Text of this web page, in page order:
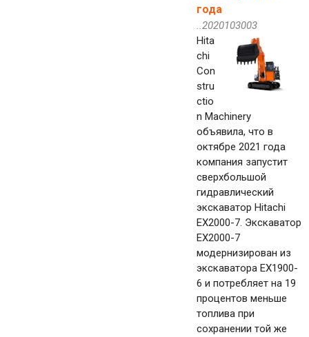
года
..2020103003
Hita
chi
Con
stru
ctio
n Machinery
объявила, что в
октябре 2021 года
компания запустит
сверхбольшой
гидравлический
экскаватор Hitachi
EX2000-7. Экскаватор
EX2000-7
модернизирован из
экскаватора EX1900-
6 и потребляет на 19
процентов меньше
топлива при
сохранении той же